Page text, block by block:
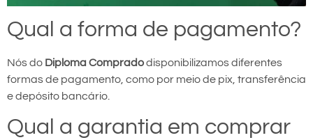
Qual a forma de pagamento?
Nós do Diploma Compradodisponibilizamos diferentes
formas de pagamento, como por meio de pix, transferência
e depósito bancário.
Qual a garantia em comprar